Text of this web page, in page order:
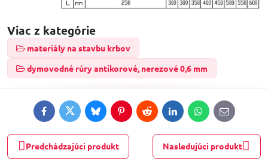
Viac z kategórie
materiály na stavbu krbov
dymovodné rúry antikorové, nerezové 0,6 mm
FacebookTwitterBlueskyPinterestRedditLinkedInWhatsApp
E-
mail
Predchádzajúci produkt Nasledujúci produkt